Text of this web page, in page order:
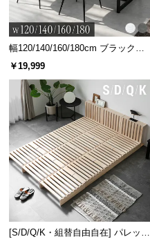
幅120/140/160/180cm ブラックフ
レーム ダイニング 大理石調 4人掛
￥19,999
[S/D/Q/K・組替自由自在] パレット